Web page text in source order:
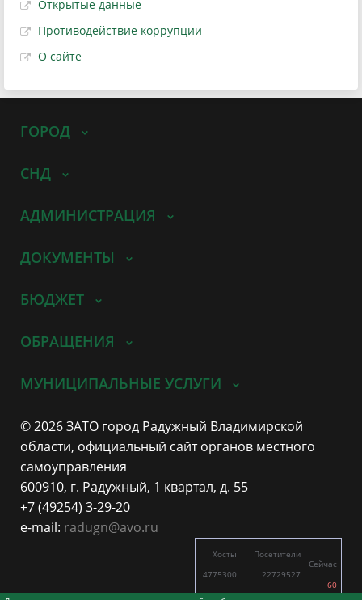
Открытые данные
Противодействие коррупции
О сайте
ГОРОД
СНД
АДМИНИСТРАЦИЯ
ДОКУМЕНТЫ
БЮДЖЕТ
ОБРАЩЕНИЯ
МУНИЦИПАЛЬНЫЕ УСЛУГИ
© 2026 ЗАТО город Радужный Владимирской
области, официальный сайт органов местного
самоуправления
600910, г. Радужный, 1 квартал, д. 55
+7 (49254) 3-29-20
e-mail: radugn@avo.ru
Хосты
4775300
1328
Посетители
22729527
2475
Сейчас
60